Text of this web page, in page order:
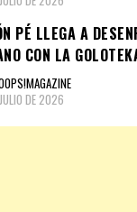
PÉ LLEGA A
CON LA
DE 2026